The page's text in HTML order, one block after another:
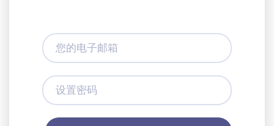
您
的
电
子
箱
设
置
密
码